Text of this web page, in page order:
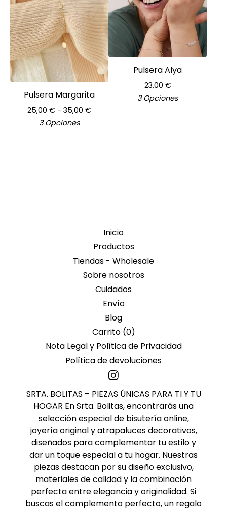
Pulsera Margarita
25,00 € - 35,00 €
3 Opciones
Pulsera Alya
23,00 €
3 Opciones
Inicio
Productos
Tiendas - Wholesale
Sobre nosotros
Cuidados
Envío
Blog
Carrito (0)
Nota Legal y Política de Privacidad
Política de devoluciones
SRTA. BOLITAS – PIEZAS ÚNICAS PARA TI Y TU
HOGAR En Srta. Bolitas, encontrarás una
selección especial de bisutería online,
joyería original y atrapaluces decorativos,
diseñados para complementar tu estilo y
dar un toque especial a tu hogar. Nuestras
piezas destacan por su diseño exclusivo,
materiales de calidad y la combinación
perfecta entre elegancia y originalidad. Si
buscas el complemento perfecto, un regalo